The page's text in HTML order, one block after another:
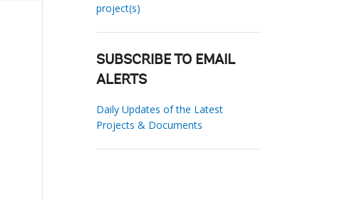
project(s)
SUBSCRIBE TO EMAIL
ALERTS
Daily Updates of the Latest
Projects & Documents